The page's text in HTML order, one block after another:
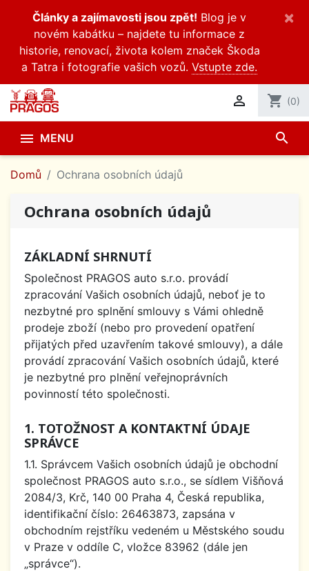
Články a zajímavosti jsou zpět! Blog je v
novém kabátku – najdete tu informace z
historie, renovací, života kolem značek Škoda
a Tatra i fotografie vašich vozů. Vstupte zde.
×
 shopping_cart (0)
 MENU search
Domů Ochrana osobních údajů
Ochrana osobních údajů
ZÁKLADNÍ SHRNUTÍ
Společnost PRAGOS auto s.r.o. provádí
zpracování Vašich osobních údajů, neboť je to
nezbytné pro splnění smlouvy s Vámi ohledně
prodeje zboží (nebo pro provedení opatření
přijatých před uzavřením takové smlouvy), a dále
provádí zpracování Vašich osobních údajů, které
je nezbytné pro plnění veřejnoprávních
povinností této společnosti.
1. TOTOŽNOST A KONTAKTNÍ ÚDAJE
SPRÁVCE
1.1. Správcem Vašich osobních údajů je obchodní
společnost PRAGOS auto s.r.o., se sídlem Višňová
2084/3, Krč, 140 00 Praha 4, Česká republika,
identifikační číslo: 26463873, zapsána v
obchodním rejstříku vedeném u Městského soudu
v Praze v oddíle C, vložce 83962 (dále jen
„správce“).